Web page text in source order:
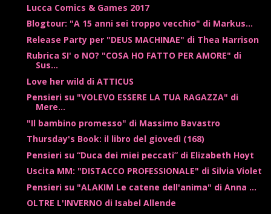
Lucca Comics & Games 2017
Blogtour: "A 15 anni sei troppo vecchio" di Markus...
Release Party per "DEUS MACHINAE" di Thea Harrison
Rubrica SI' o NO? "COSA HO FATTO PER AMORE" di
Sus...
Love her wild di ATTICUS
Pensieri su "VOLEVO ESSERE LA TUA RAGAZZA" di
Mere...
"Il bambino promesso" di Massimo Bavastro
Thursday's Book: il libro del giovedì (168)
Pensieri su “Duca dei miei peccati” di Elizabeth Hoyt
Uscita MM: "DISTACCO PROFESSIONALE" di Silvia Violet
Pensieri su "ALAKIM Le catene dell'anima" di Anna ...
OLTRE L'INVERNO di Isabel Allende